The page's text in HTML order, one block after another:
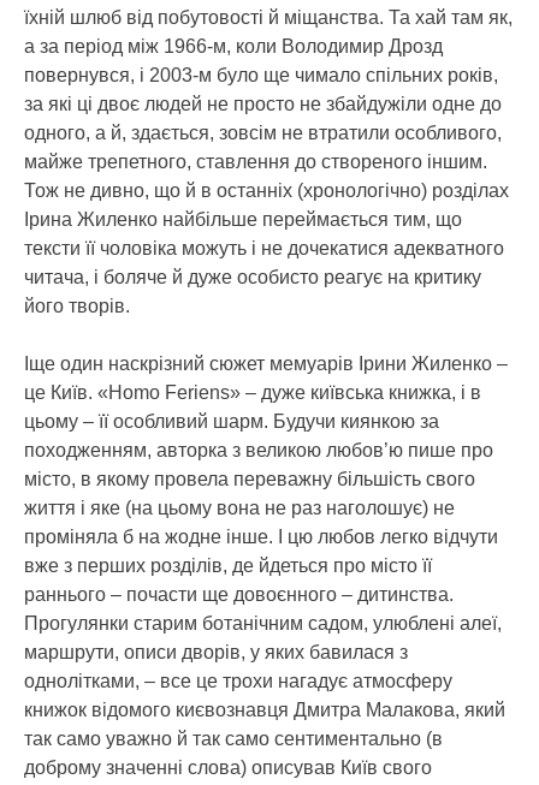
їхній шлюб від побутовості й міщанства. Та хай там як,
а за період між 1966-м, коли Володимир Дрозд
повернувся, і 2003-м було ще чимало спільних років,
за які ці двоє людей не просто не збайдужіли одне до
одного, а й, здається, зовсім не втратили особливого,
майже трепетного, ставлення до створеного іншим.
Тож не дивно, що й в останніх (хронологічно) розділах
Ірина Жиленко найбільше переймається тим, що
тексти її чоловіка можуть і не дочекатися адекватного
читача, і боляче й дуже особисто реагує на критику
його творів.
Іще один наскрізний сюжет мемуарів Ірини Жиленко –
це Київ. «Homo Feriens» – дуже київська книжка, і в
цьому – її особливий шарм. Будучи киянкою за
походженням, авторка з великою любов’ю пише про
місто, в якому провела переважну більшість свого
життя і яке (на цьому вона не раз наголошує) не
проміняла б на жодне інше. І цю любов легко відчути
вже з перших розділів, де йдеться про місто її
раннього – почасти ще довоєнного – дитинства.
Прогулянки старим ботанічним садом, улюблені алеї,
маршрути, описи дворів, у яких бавилася з
однолітками, – все це трохи нагадує атмосферу
книжок відомого києвознавця Дмитра Малакова, який
так само уважно й так само сентиментально (в
доброму значенні слова) описував Київ свого